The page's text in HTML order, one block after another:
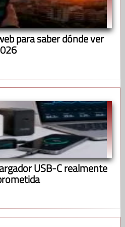
para saber dónde ver
USB-C realmente